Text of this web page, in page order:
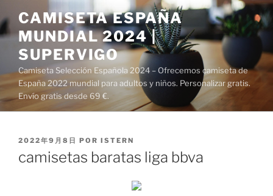
al
contenido
CAMISETA ESPAÑA
MUNDIAL 2024 |
SUPERVIGO
Camiseta Selección Española 2024 – Ofrecemos camiseta de
España 2022 mundial para adultos y niños. Personalizar gratis.
Envío gratis desde 69 €.
PUBLICADO
2022年9月8日 POR ISTERN
camisetas baratas liga bbva